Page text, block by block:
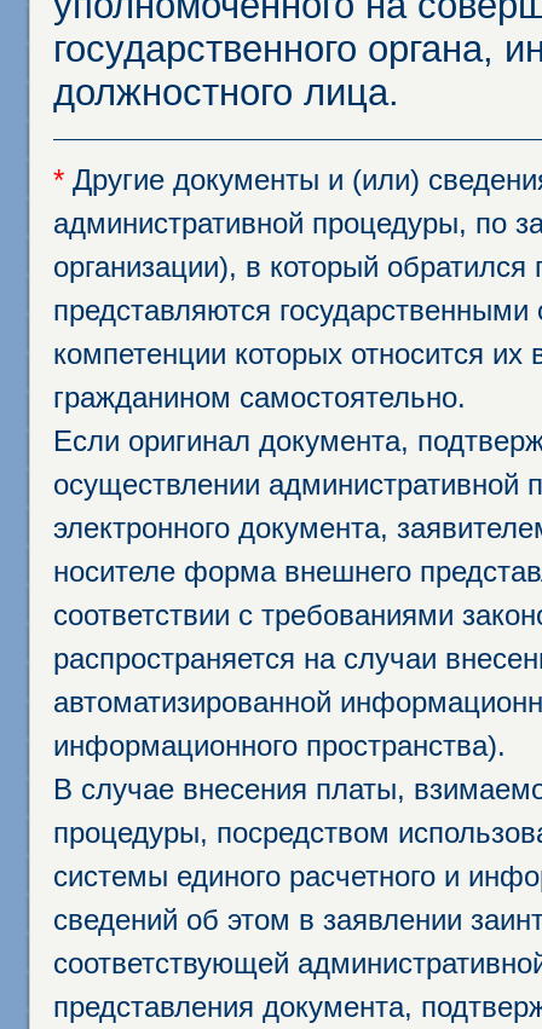
государственного органа,
должностного лица.
* Другие документы и (или)
административной процедуры, по
организации), в который
представляются
компетенции которых относится
гражданином самостоятельно.
Если оригинал документа,
осуществлении административной
электронного документа,
носителе форма внешнего
соответствии с требованиями
распространяется на случаи
автоматизированной
информационного пространства).
В случае внесения платы,
процедуры, посредством
системы единого расчетного и
сведений об этом в заявлении
соответствующей
представления документа,